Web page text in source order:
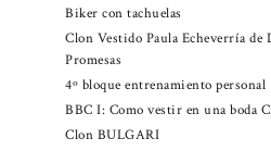
Biker con tachuelas
Clon Vestido Paula Echeverría de
Promesas
4º bloque entrenamiento personal
BBC I: Como vestir en una boda
Clon BULGARI